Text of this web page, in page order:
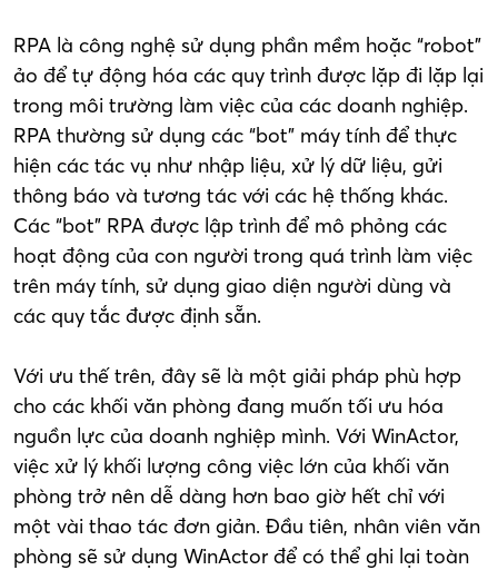
RPA là công nghệ sử dụng phần mềm hoặc “robot”
ảo để tự động hóa các quy trình được lặp đi lặp lại
trong môi trường làm việc của các doanh nghiệp.
RPA thường sử dụng các “bot” máy tính để thực
hiện các tác vụ như nhập liệu, xử lý dữ liệu, gửi
thông báo và tương tác với các hệ thống khác.
Các “bot” RPA được lập trình để mô phỏng các
hoạt động của con người trong quá trình làm việc
trên máy tính, sử dụng giao diện người dùng và
các quy tắc được định sẵn.
Với ưu thế trên, đây sẽ là một giải pháp phù hợp
cho các khối văn phòng đang muốn tối ưu hóa
nguồn lực của doanh nghiệp mình. Với WinActor,
việc xử lý khối lượng công việc lớn của khối văn
phòng trở nên dễ dàng hơn bao giờ hết chỉ với
một vài thao tác đơn giản. Đầu tiên, nhân viên văn
phòng sẽ sử dụng WinActor để có thể ghi lại toàn